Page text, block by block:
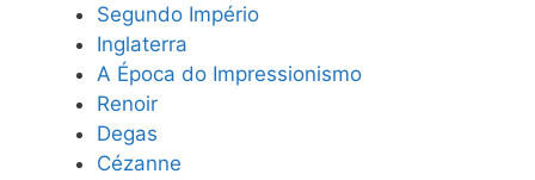
Segundo Império
Inglaterra
A Época do Impressionismo
Renoir
Degas
Cézanne